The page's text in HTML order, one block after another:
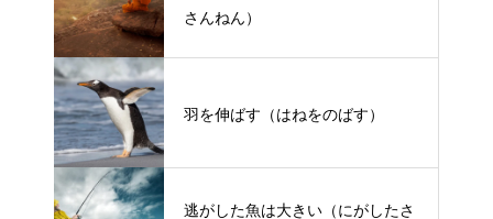
さんねん）
羽を伸ばす（はねをのばす）
逃がした魚は大きい（にがしたさ